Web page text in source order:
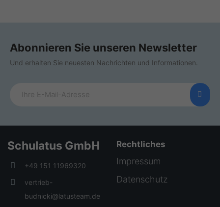
Abonnieren Sie unseren Newsletter
Und erhalten Sie neuesten Nachrichten und Informationen.
Schulatus GmbH
+49 151 11969320
vertrieb-
budnicki@latusteam.de
Rechtliches
Impressum
Datenschutz